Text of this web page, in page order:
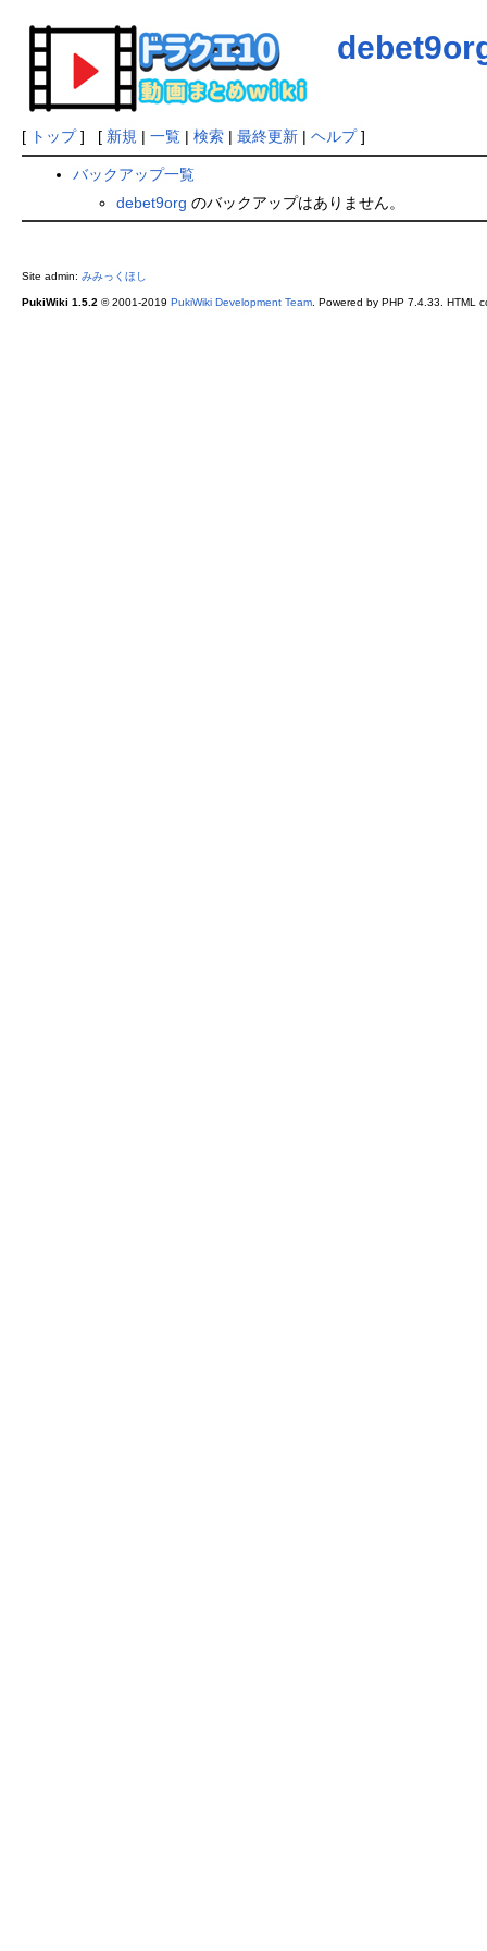
[ トップ] [ 新規 | 一覧| 検索| 最終更新| ヘルプ]
バックアップ一覧
debet9org のバックアップはありません。
Site admin: みみっくほし
PukiWiki 1.5.2 © 2001-2019 PukiWiki Development Team. Powered by PHP 7.4.33. HTML